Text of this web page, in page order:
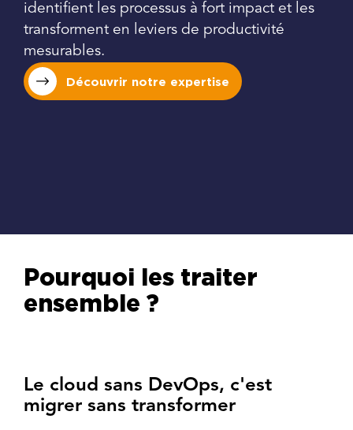
identifient les processus à fort impact et les
transforment en leviers de productivité
mesurables.
Découvrir notre expertise
Pourquoi les traiter
ensemble ?
Le cloud sans DevOps, c'est
migrer sans transformer